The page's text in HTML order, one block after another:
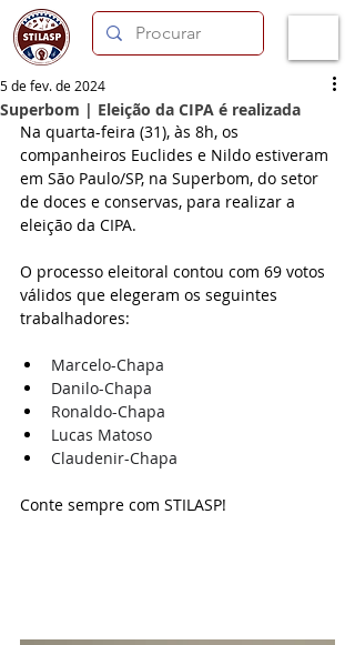
Superbom | Eleição da CIPA é realizada
5 de fev. de 2024
Na quarta-feira (31), às 8h, os
companheiros Euclides e Nildo estiveram
em São Paulo/SP, na Superbom, do setor
de doces e conservas, para realizar a
eleição da CIPA.
O processo eleitoral contou com 69 votos
válidos que elegeram os seguintes
trabalhadores:
Marcelo-Chapa
Danilo-Chapa
Ronaldo-Chapa
Lucas Matoso
Claudenir-Chapa
Conte sempre com STILASP!